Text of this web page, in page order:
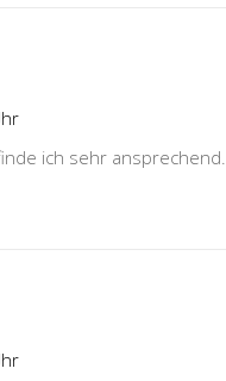
ich sehr ansprechend.